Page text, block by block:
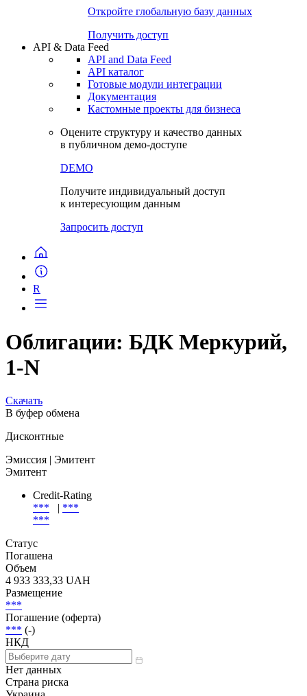
Проверка контрагента
Попробуйте7-дневный
Откройте глобальную базу данных
Получить доступ
API & Data Feed
API and Data Feed
Готовые модули интеграции
Документация
в публичном демо-доступе
1-N
В буфер обмена
Эмиссия | Эмитент
Эмитент
Credit-Rating
***
***
Статус
Погашена
Объем
4 933 333,33 UAH
Размещение
***
Погашение (оферта)
*** (-)
НКД